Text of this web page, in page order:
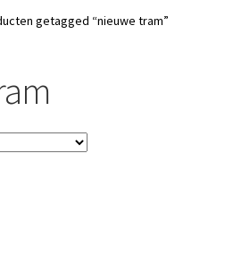
getagged “nieuwe tram”